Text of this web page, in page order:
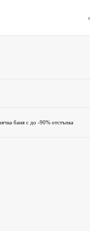
баня с до -90% отстъпка